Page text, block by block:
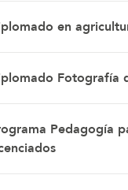
en
Fotografía
Pedagogía